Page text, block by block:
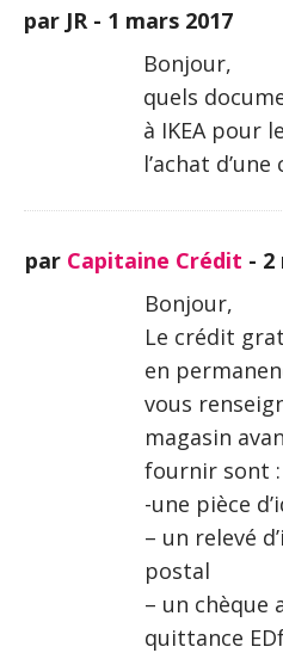
par JR - 1 mars 2017
Bonjour,
quels
à IKEA pour
l’achat d’une
par Capitaine Crédit - 2
Bonjour,
Le crédit
en
vous
magasin
fournir sont :
-une pièce
– un relevé
postal
– un chèque
quittance